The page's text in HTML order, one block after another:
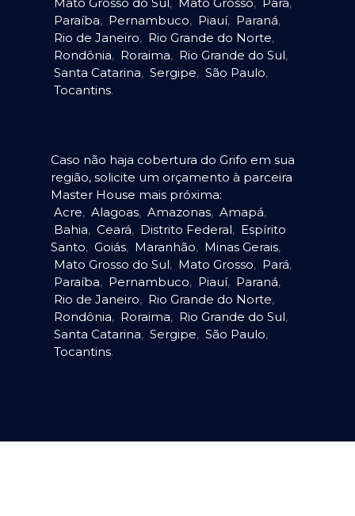
Paraíba, Pernambuco, Piauí, Paraná,
Rio de Janeiro, Rio Grande do Norte,
Rondônia, Roraima, Rio Grande do Sul,
Santa Catarina, Sergipe, São Paulo,
Tocantins.
Caso não haja cobertura do Grifo em sua
região, solicite um orçamento à parceira
Master House mais próxima:
Acre, Alagoas, Amazonas, Amapá,
Bahia, Ceará, Distrito Federal, Espírito
Santo, Goiás, Maranhão, Minas Gerais,
Mato Grosso do Sul, Mato Grosso, Pará,
Paraíba, Pernambuco, Piauí, Paraná,
Rio de Janeiro, Rio Grande do Norte,
Rondônia, Roraima, Rio Grande do Sul,
Santa Catarina, Sergipe, São Paulo,
Tocantins.